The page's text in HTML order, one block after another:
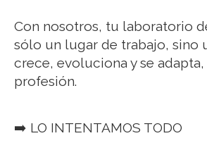
Con nosotros, tu laboratorio
sólo un lugar de trabajo, sino
crece, evoluciona y se
profesión.
➡️ LO INTENTAMOS TODO